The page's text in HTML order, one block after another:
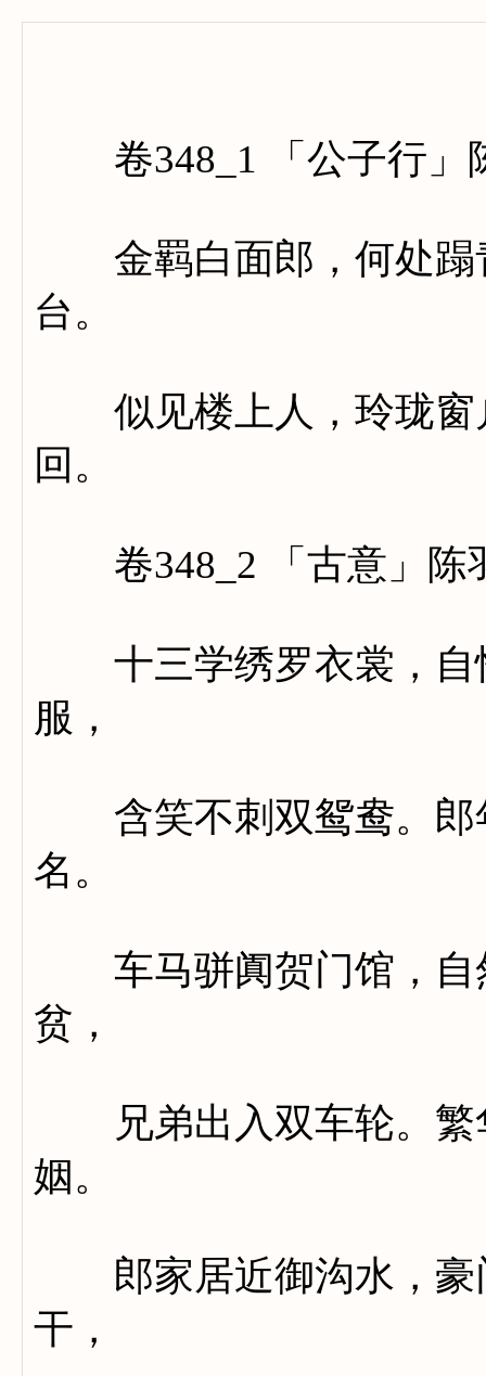
卷348_1 「公子行」
金羁白面郎，何处蹋
台。
似见楼上人，玲珑窗
回。
卷348_2 「古意」陈
十三学绣罗衣裳，自
服，
含笑不刺双鸳鸯。郎
名。
车马骈阗贺门馆，自
贫，
兄弟出入双车轮。繁
姻。
郎家居近御沟水，豪
干，